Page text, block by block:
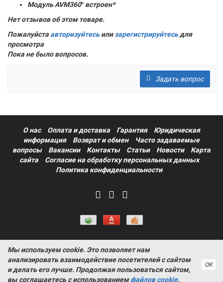
Модуль AVM360° встроен*
Нет отзывов об этом товаре.
Пожалуйста авторизуйтесьилизарегистрируйтесьдля
просмотра
Пока не было вопросов.
Задать вопрос
О нас Оплата и доставка Гарантия
Юридическая
информация
Возврат и обмен
Часто задаваемые
вопросы
Вакансии Контакты Статьи Новости
Карта
сайта
Согласие на обработку персональных данных
Политика конфиденциальности
Информация на сайте носит ознакомительный характер и не
является публичной офертой, определяемой положениями
статьи 437 Гражданского кодекса РФ ProtectAuto © 2011-
2026
Мы используем cookie. Это позволяет нам
анализировать взаимодействие посетителей с сайтом
и делать его лучше. Продолжая пользоваться сайтом,
вы соглашаетесь с использованиемфайлов cookie.
ОК